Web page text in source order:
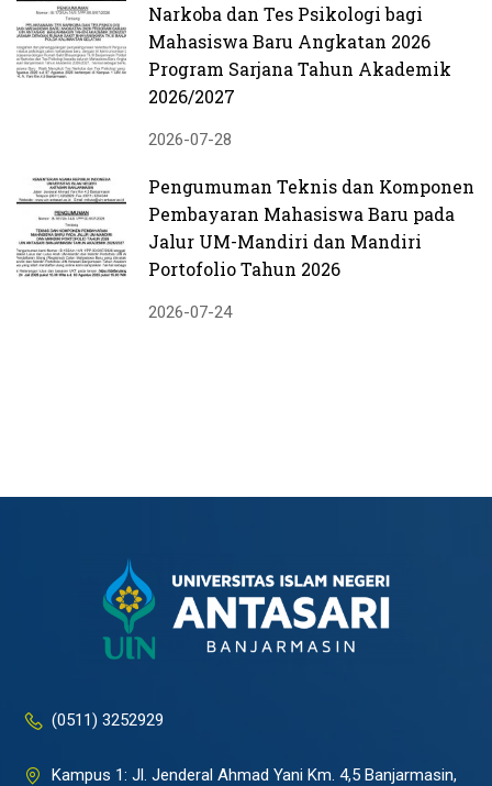
Narkoba dan Tes Psikologi bagi
Mahasiswa Baru Angkatan 2026
Program Sarjana Tahun Akademik
2026/2027
2026-07-28
Pengumuman Teknis dan Komponen
Pembayaran Mahasiswa Baru pada
Jalur UM-Mandiri dan Mandiri
Portofolio Tahun 2026
2026-07-24
(0511) 3252929
Kampus 1: Jl. Jenderal Ahmad Yani Km. 4,5 Banjarmasin,